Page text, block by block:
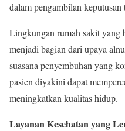
dalam pengambilan keputusan
Lingkungan rumah sakit yang
menjadi bagian dari upaya
suasana penyembuhan yang
pasien diyakini dapat
meningkatkan kualitas hidup.
Layanan Kesehatan yang